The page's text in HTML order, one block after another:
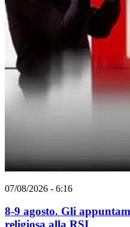
07/08/2026 - 6:16
8-9 agosto. Gli
religiosa alla RSI